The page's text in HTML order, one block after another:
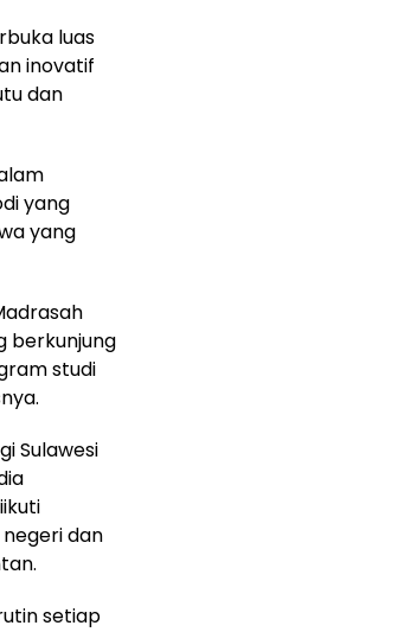
luas
inovatif
dan
yang
yang
berkunjung
studi
Sulawesi
dan
setiap